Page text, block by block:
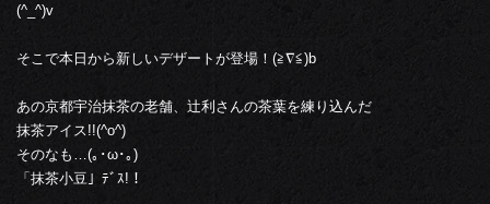
(^_^)v
そこで本日から新しいデザートが登場！(≧∇≦)b
あの京都宇治抹茶の老舗、辻利さんの茶葉を練り込んだ
抹茶アイス!!(^o^)
そのなも…(｡･ω･｡)
「抹茶小豆」ﾃﾞｽ!！